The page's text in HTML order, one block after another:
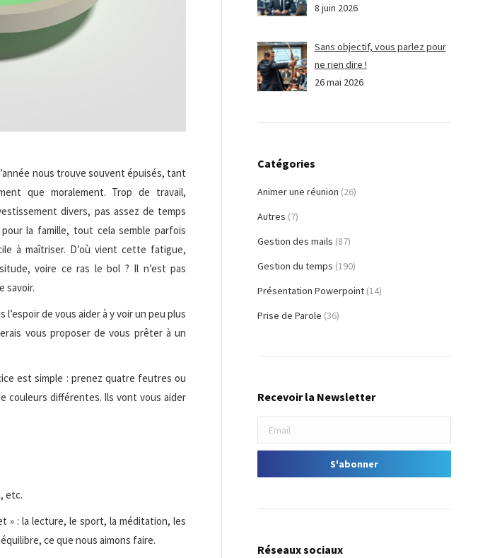
nous trouve souvent épuisés, tant
que moralement. Trop de travail,
divers, pas assez de temps
la famille, tout cela semble parfois
à maîtriser. D’où vient cette fatigue,
voire ce ras le bol ? Il n’est pas
savoir.
l’espoir de vous aider à y voir un peu plus
vous proposer de vous prêter à un
est simple : prenez quatre feutres ou
couleurs différentes. Ils vont vous aider
etc.
: la lecture, le sport, la méditation, les
ce que nous aimons faire.
8 juin 2026
Sans objectif, vous parlez pour
ne rien dire !
26 mai 2026
Catégories
Animer une réunion (26)
Autres (7)
Gestion des mails (87)
Gestion du temps (190)
Présentation Powerpoint (14)
Prise de Parole (36)
Recevoir la Newsletter
Réseaux sociaux